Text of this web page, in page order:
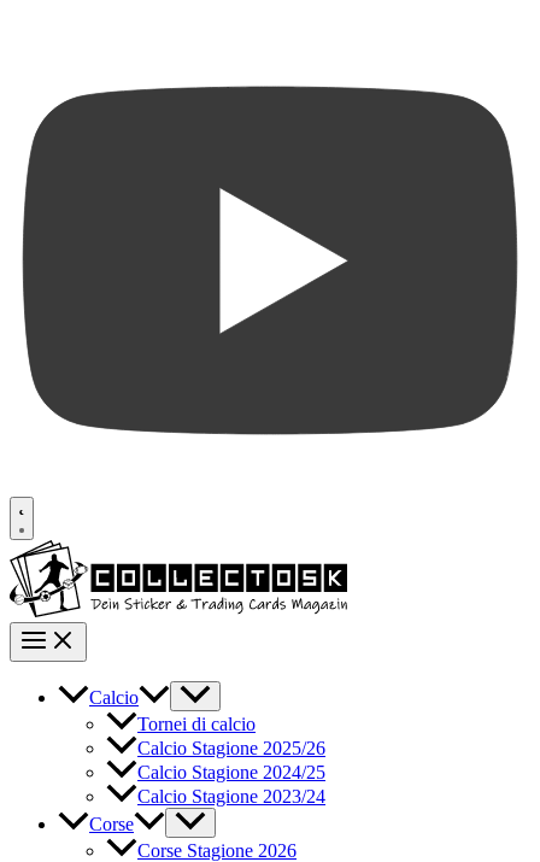
Calcio
Tornei di calcio
Calcio Stagione 2025/26
Calcio Stagione 2024/25
Calcio Stagione 2023/24
Corse
Corse Stagione 2026